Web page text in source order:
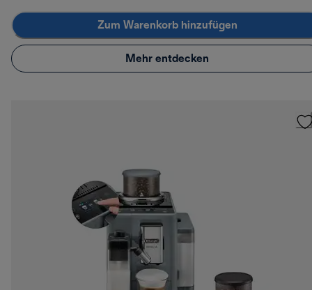
Zum Warenkorb hinzufügen
Mehr entdecken